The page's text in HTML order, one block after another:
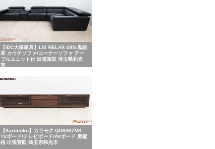
【IDC大塚家具】L/S RELAX-39N 黒総
革 カウチソファ/コーナーソファ テー
ブルユニット付 出張買取 埼玉県和光
市
【Karimoku】カリモク QU6067MK
TVボード/テレビボード/AVボード 扉縦
桟 出張買取 埼玉県和光市